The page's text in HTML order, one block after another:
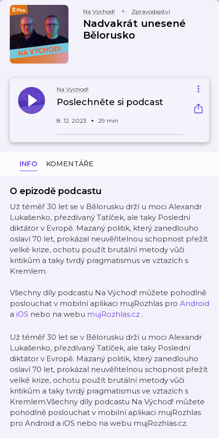
Na Východ! Zpravodajství
Nadvakrát unesené
Bělorusko
Na Východ!
Poslechněte si podcast
8. 12. 2023 29 min
INFO KOMENTÁŘE
O epizodě podcastu
Už téměř 30 let se v Bělorusku drží u moci Alexandr
Lukašenko, přezdívaný Tatíček, ale taky Poslední
diktátor v Evropě. Mazaný politik, který zanedlouho
oslaví 70 let, prokázal neuvěřitelnou schopnost přežít
velké krize, ochotu použít brutální metody vůči
kritikům a taky tvrdý pragmatismus ve vztazích s
Kremlem.
Všechny díly podcastu Na Východ! můžete pohodlně
poslouchat v mobilní aplikaci mujRozhlas pro Android
a iOS nebo na webu mujRozhlas.cz .
Už téměř 30 let se v Bělorusku drží u moci Alexandr
Lukašenko, přezdívaný Tatíček, ale taky Poslední
diktátor v Evropě. Mazaný politik, který zanedlouho
oslaví 70 let, prokázal neuvěřitelnou schopnost přežít
velké krize, ochotu použít brutální metody vůči
kritikům a taky tvrdý pragmatismus ve vztazích s
Kremlem.Všechny díly podcastu Na Východ! můžete
pohodlně poslouchat v mobilní aplikaci mujRozhlas
pro Android a iOS nebo na webu mujRozhlas.cz.